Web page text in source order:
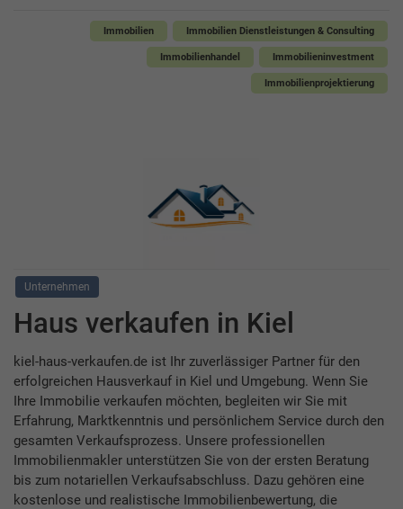
Immobilien Immobilien Dienstleistungen & Consulting
Immobilienhandel Immobilieninvestment
Immobilienprojektierung
Unternehmen
Haus verkaufen in Kiel
kiel-haus-verkaufen.de ist Ihr zuverlässiger Partner für den
erfolgreichen Hausverkauf in Kiel und Umgebung. Wenn Sie
Ihre Immobilie verkaufen möchten, begleiten wir Sie mit
Erfahrung, Marktkenntnis und persönlichem Service durch den
gesamten Verkaufsprozess. Unsere professionellen
Immobilienmakler unterstützen Sie von der ersten Beratung
bis zum notariellen Verkaufsabschluss. Dazu gehören eine
kostenlose und realistische Immobilienbewertung, die